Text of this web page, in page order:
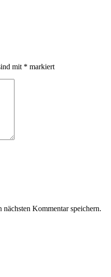
mit * markiert
Kommentar speichern.